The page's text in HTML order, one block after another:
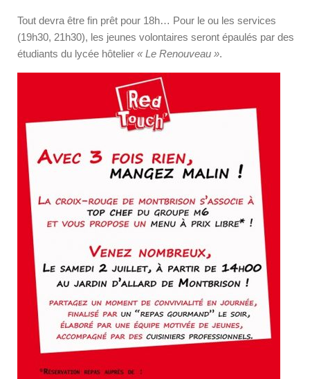
Tout devra être fin prêt pour 18h… Pour le ou les services
(19h30, 21h30), les jeunes volontaires seront épaulés par des
étudiants du lycée hôtelier « Le Renouveau ».